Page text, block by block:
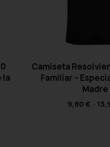
la
Camiseta
Familiar –
Madre
9,80 €